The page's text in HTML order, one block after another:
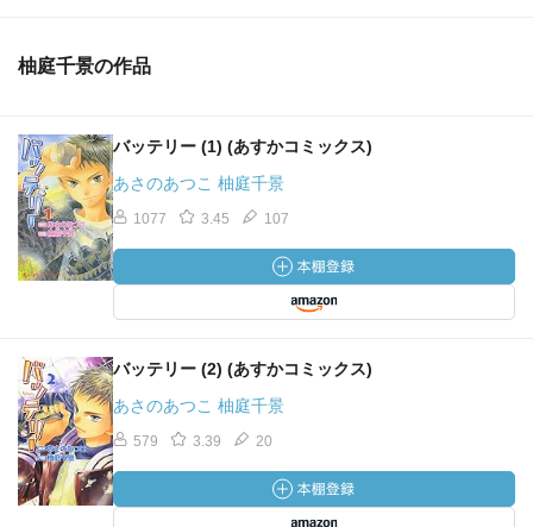
柚庭千景の作品
バッテリー (1) (あすかコミックス)
あさのあつこ 柚庭千景
1077 3.45 107
バッテリー (2) (あすかコミックス)
あさのあつこ 柚庭千景
579 3.39 20